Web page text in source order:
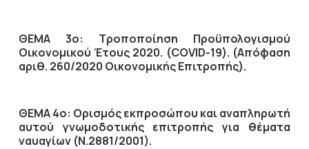
ΘΕΜΑ 3ο: Τροποποίηση Προϋπολογισμού
Οικονομικού Έτους 2020. (COVID-19). (Απόφαση
αριθ. 260/2020 Οικονομικής Επιτροπής).
ΘΕΜΑ 4ο: Ορισμός εκπροσώπου και αναπληρωτή
αυτού γνωμοδοτικής επιτροπής για θέματα
ναυαγίων (Ν.2881/2001).